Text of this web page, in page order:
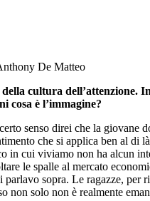
De Matteo
cultura dell’attenzione.
cosa è l’immagine?
senso direi che la giovane
che si applica ben al di là
cui viviamo non ha alcun
le spalle al mercato
sopra. Le ragazze, per
solo non è realmente